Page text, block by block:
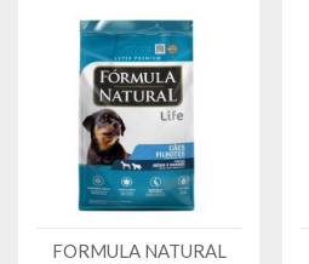
FORMULA NATURAL